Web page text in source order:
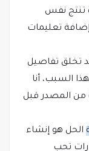
تنتج نفس
إضافة تعليمات
تخلق تفاصيل
السبب، أنا
من المصدر قبل
الحل هو إنشاء
تحب